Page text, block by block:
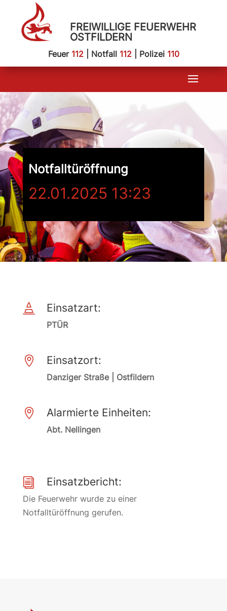
FREIWILLIGE FEUERWEHR
OSTFILDERN
Feuer 112| Notfall 112| Polizei 110
Notfalltüröffnung
22.01.2025 13:23
 Einsatzart:
PTÜR
 Einsatzort:
Danziger Straße | Ostfildern
 Alarmierte Einheiten:
Abt. Nellingen
i Einsatzbericht:
Die Feuerwehr wurde zu einer
Notfalltüröffnung gerufen.